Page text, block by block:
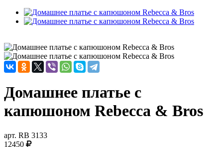
Домашнее платье с
капюшоном Rebecca & Bros
арт. RB 3133
12450